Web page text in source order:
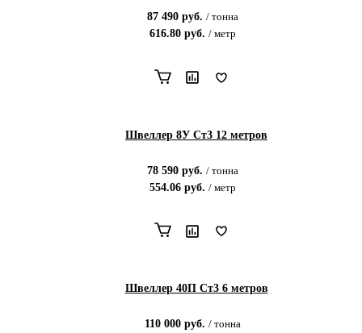
87 490руб. / тонна
616.80руб. / метр
Швеллер 8У Ст3 12 метров
78 590руб. / тонна
554.06руб. / метр
Швеллер 40П Ст3 6 метров
110 000руб. / тонна